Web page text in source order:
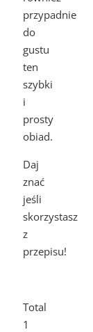
przypadnie
do
gustu
ten
szybki
i
prosty
obiad.
Daj
znać
jeśli
skorzystasz
z
przepisu!
Total
1